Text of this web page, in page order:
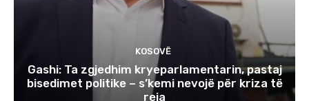
KOSOVË
Gashi: Ta zgjedhim kryeparlamentarin, pastaj
bisedimet politike – s’kemi nevojë për kriza të
reja